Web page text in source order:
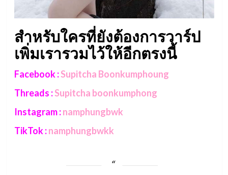
สำหรับใครที่ยังต้องการวาร์ป
เพิ่มเรารวมไว้ให้อีกตรงนี้
Facebook :Supitcha Boonkumphoung
Threads :Supitcha boonkumphong
Instagram :namphungbwk
TikTok :namphungbwkk